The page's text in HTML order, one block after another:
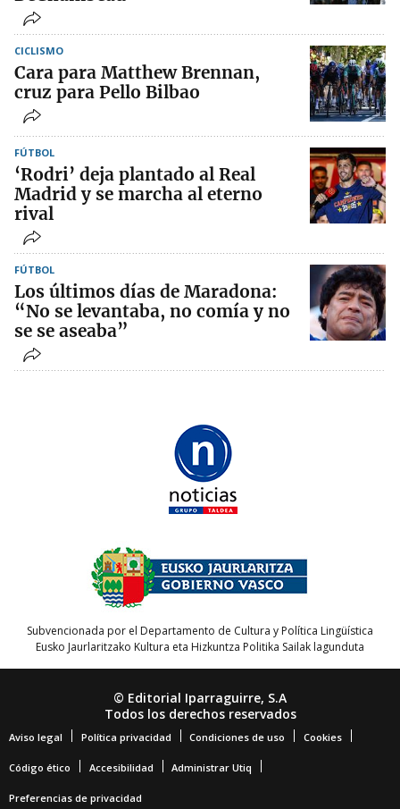
CICLISMO
Cara para Matthew Brennan,
cruz para Pello Bilbao
FÚTBOL
‘Rodri’ deja plantado al Real
Madrid y se marcha al eterno
rival
FÚTBOL
Los últimos días de Maradona:
“No se levantaba, no comía y no
se se aseaba”
Subvencionada por el Departamento de Cultura y Política Lingüística
Eusko Jaurlaritzako Kultura eta Hizkuntza Politika Sailak lagunduta
© Editorial Iparraguirre, S.A
Todos los derechos reservados
Aviso legal Política privacidad Condiciones de uso Cookies
Código ético Accesibilidad Administrar Utiq
Preferencias de privacidad